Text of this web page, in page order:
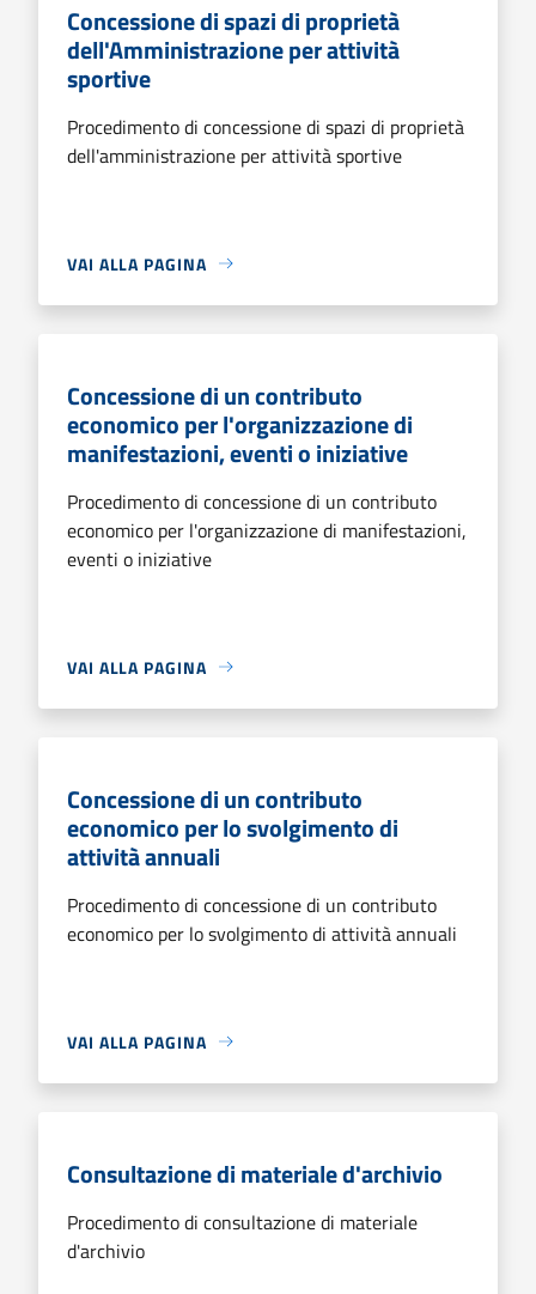
Concessione di spazi di proprietà
dell'Amministrazione per attività
sportive
Procedimento di concessione di spazi di proprietà
dell'amministrazione per attività sportive
VAI ALLA PAGINA
Concessione di un contributo
economico per l'organizzazione di
manifestazioni, eventi o iniziative
Procedimento di concessione di un contributo
economico per l'organizzazione di manifestazioni,
eventi o iniziative
VAI ALLA PAGINA
Concessione di un contributo
economico per lo svolgimento di
attività annuali
Procedimento di concessione di un contributo
economico per lo svolgimento di attività annuali
VAI ALLA PAGINA
Consultazione di materiale d'archivio
Procedimento di consultazione di materiale
d'archivio